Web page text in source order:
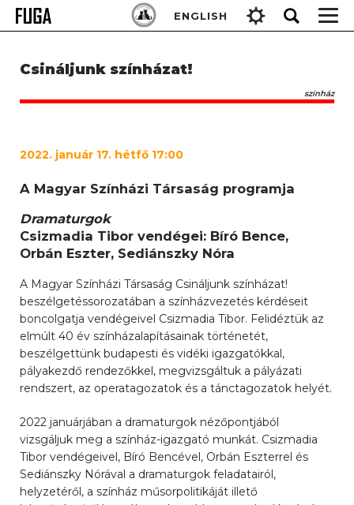
Skip
ENGLISH
Keresés:
Csináljunk színházat!
színház
2022. január 17. hétfő 17:00
A Magyar Színházi Társaság programja
Dramaturgok
Csizmadia Tibor vendégei: Bíró Bence,
Orbán Eszter, Sediánszky Nóra
A Magyar Színházi Társaság Csináljunk színházat!
beszélgetéssorozatában a színházvezetés kérdéseit
boncolgatja vendégeivel Csizmadia Tibor. Felidéztük az
elmúlt 40 év színházalapításainak történetét,
beszélgettünk budapesti és vidéki igazgatókkal,
pályakezdő rendezőkkel, megvizsgáltuk a pályázati
rendszert, az operatagozatok és a tánctagozatok helyét.
2022 januárjában a dramaturgok nézőpontjából
vizsgáljuk meg a színház-igazgató munkát. Csizmadia
Tibor vendégeivel, Bíró Bencével, Orbán Eszterrel és
Sediánszky Nórával a dramaturgok feladatairól,
helyzetéről, a színház műsorpolitikáját illető